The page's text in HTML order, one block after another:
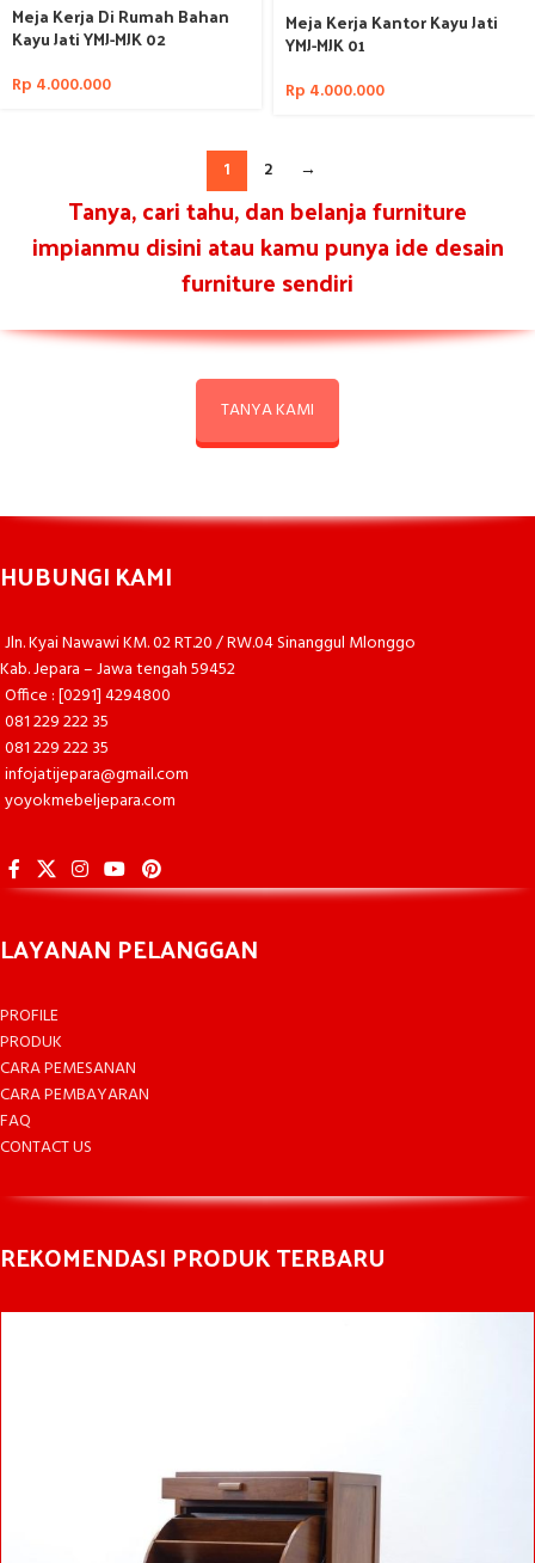
Meja Kerja Di Rumah Bahan
Kayu Jati YMJ-MJK 02
Rp 4.000.000
Meja Kerja Kantor Kayu Jati
YMJ-MJK 01
Rp 4.000.000
1 2 →
Tanya, cari tahu, dan belanja furniture
impianmu disini atau kamu punya ide desain
furniture sendiri
TANYA KAMI
HUBUNGI KAMI
Jln. Kyai Nawawi KM. 02 RT.20 / RW.04 Sinanggul Mlonggo
Kab. Jepara – Jawa tengah 59452
Office : [0291] 4294800
081 229 222 35
081 229 222 35
infojatijepara@gmail.com
yoyokmebeljepara.com
LAYANAN PELANGGAN
PROFILE
PRODUK
CARA PEMESANAN
CARA PEMBAYARAN
FAQ
CONTACT US
REKOMENDASI PRODUK TERBARU